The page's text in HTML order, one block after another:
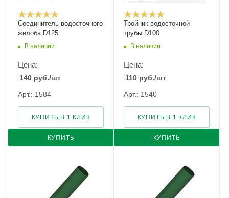
Соединитель водосточного
желоба D125
В наличии
Цена:
140 руб./шт
Арт.: 1584
КУПИТЬ
КУПИТЬ В 1 КЛИК
Тройник водосточной
трубы D100
В наличии
Цена:
110 руб./шт
Арт.: 1540
КУПИТЬ
КУПИТЬ В 1 КЛИК